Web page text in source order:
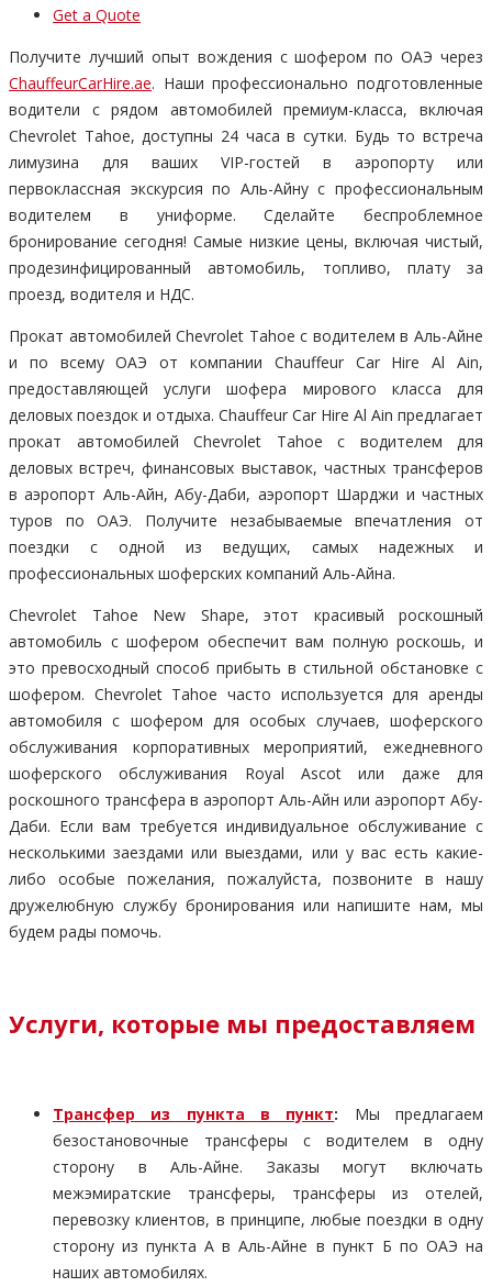
Get a Quote
Получите лучший опыт вождения с шофером по ОАЭ через
ChauffeurCarHire.ae. Наши профессионально подготовленные
водители с рядом автомобилей премиум-класса, включая
Chevrolet Tahoe, доступны 24 часа в сутки. Будь то встреча
лимузина для ваших VIP-гостей в аэропорту или
первоклассная экскурсия по Аль-Айну с профессиональным
водителем в униформе. Сделайте беспроблемное
бронирование сегодня! Самые низкие цены, включая чистый,
продезинфицированный автомобиль, топливо, плату за
проезд, водителя и НДС.
Прокат автомобилей Chevrolet Tahoe с водителем в Аль-Айне
и по всему ОАЭ от компании Chauffeur Car Hire Al Ain,
предоставляющей услуги шофера мирового класса для
деловых поездок и отдыха. Chauffeur Car Hire Al Ain предлагает
прокат автомобилей Chevrolet Tahoe с водителем для
деловых встреч, финансовых выставок, частных трансферов
в аэропорт Аль-Айн, Абу-Даби, аэропорт Шарджи и частных
туров по ОАЭ. Получите незабываемые впечатления от
поездки с одной из ведущих, самых надежных и
профессиональных шоферских компаний Аль-Айна.
Chevrolet Tahoe New Shape, этот красивый роскошный
автомобиль с шофером обеспечит вам полную роскошь, и
это превосходный способ прибыть в стильной обстановке с
шофером. Chevrolet Tahoe часто используется для аренды
автомобиля с шофером для особых случаев, шоферского
обслуживания корпоративных мероприятий, ежедневного
шоферского обслуживания Royal Ascot или даже для
роскошного трансфера в аэропорт Аль-Айн или аэропорт Абу-
Даби. Если вам требуется индивидуальное обслуживание с
несколькими заездами или выездами, или у вас есть какие-
либо особые пожелания, пожалуйста, позвоните в нашу
дружелюбную службу бронирования или напишите нам, мы
будем рады помочь.
Услуги, которые мы предоставляем
Трансфер из пункта в пункт: Мы предлагаем
безостановочные трансферы с водителем в одну
сторону в Аль-Айне. Заказы могут включать
межэмиратские трансферы, трансферы из отелей,
перевозку клиентов, в принципе, любые поездки в одну
сторону из пункта А в Аль-Айне в пункт Б по ОАЭ на
наших автомобилях.